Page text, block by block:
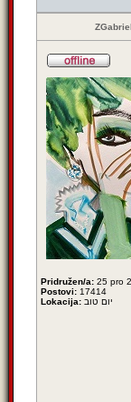
ZGabriel
Pridružen/a: 25 pro
Postovi: 17414
Lokacija: יום טוב